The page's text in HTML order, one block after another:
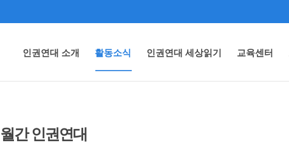
인권연대 소개 활동소식 인권연대 세상읽기 교육센터
월간 인권연대